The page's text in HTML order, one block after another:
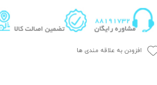
افزودن به علاقه مندی ها